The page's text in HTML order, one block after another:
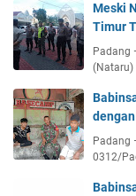
Meski
Timur
Padang
(Nataru)
Padang
0312/